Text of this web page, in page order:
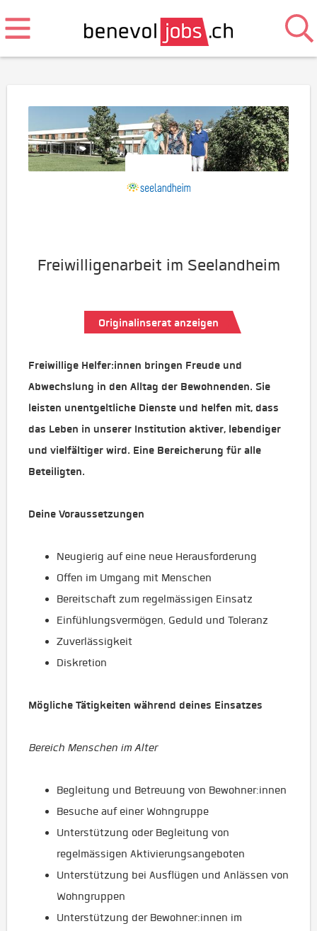
Freiwilligenarbeit im Seelandheim
Originalinserat anzeigen
Freiwillige Helfer:innen bringen Freude und
Abwechslung in den Alltag der Bewohnenden. Sie
leisten unentgeltliche Dienste und helfen mit, dass
das Leben in unserer Institution aktiver, lebendiger
und vielfältiger wird. Eine Bereicherung für alle
Beteiligten.
Deine Voraussetzungen
Neugierig auf eine neue Herausforderung
Offen im Umgang mit Menschen
Bereitschaft zum regelmässigen Einsatz
Einfühlungsvermögen, Geduld und Toleranz
Zuverlässigkeit
Diskretion
Mögliche Tätigkeiten während deines Einsatzes
Bereich Menschen im Alter
Begleitung und Betreuung von Bewohner:innen
Besuche auf einer Wohngruppe
Unterstützung oder Begleitung von
regelmässigen Aktivierungsangeboten
Unterstützung bei Ausflügen und Anlässen von
Wohngruppen
Unterstützung der Bewohner:innen im